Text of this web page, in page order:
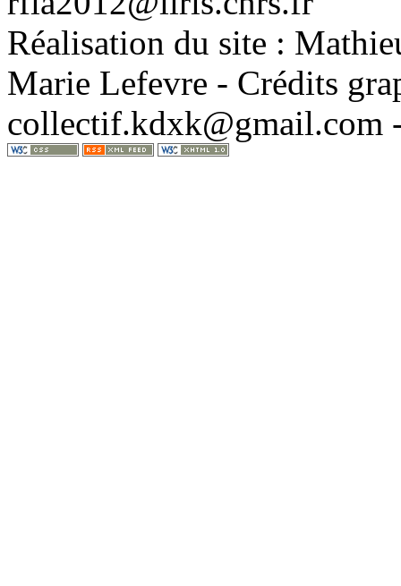
Réalisation du site :
Marie Lefevre - Crédits
collectif.kdxk@gmail.com